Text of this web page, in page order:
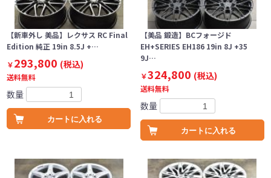
【新車外し 美品】レクサス RC Final
Edition 純正 19in 8.5J +…
￥293,800 (税込)
送料無料
数量
カートに入れる
【美品 鍛造】BCフォージド
EH+SERIES EH186 19in 8J +35
9J…
￥324,800 (税込)
送料無料
数量
カートに入れる